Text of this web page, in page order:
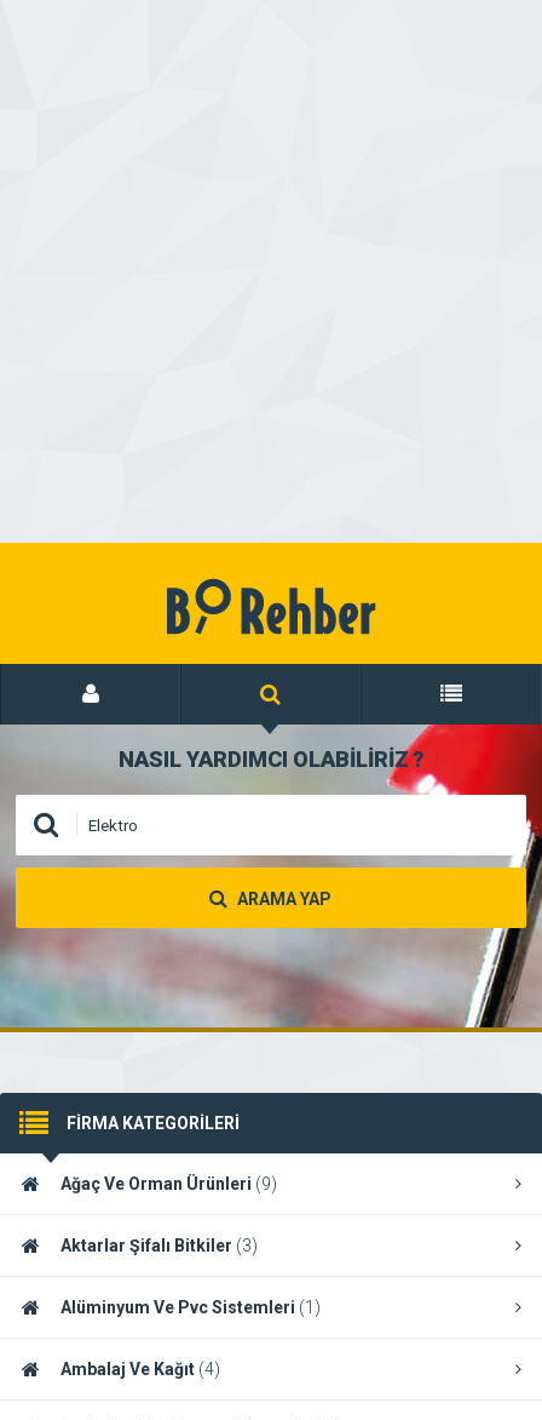
NASIL YARDIMCI OLABİLİRİZ?
ARAMA YAP
FİRMA KATEGORİLERİ
Ağaç Ve Orman Ürünleri (9)
Aktarlar Şifalı Bitkiler (3)
Alüminyum Ve Pvc Sistemleri (1)
Ambalaj Ve Kağıt (4)